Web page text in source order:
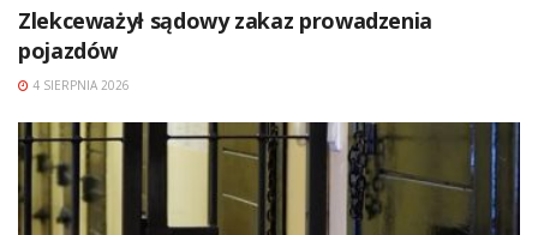
Zlekceważył sądowy zakaz prowadzenia
pojazdów
4 SIERPNIA 2026